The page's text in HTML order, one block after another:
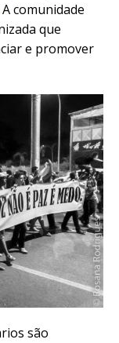
A comunidade
que
e promover
são